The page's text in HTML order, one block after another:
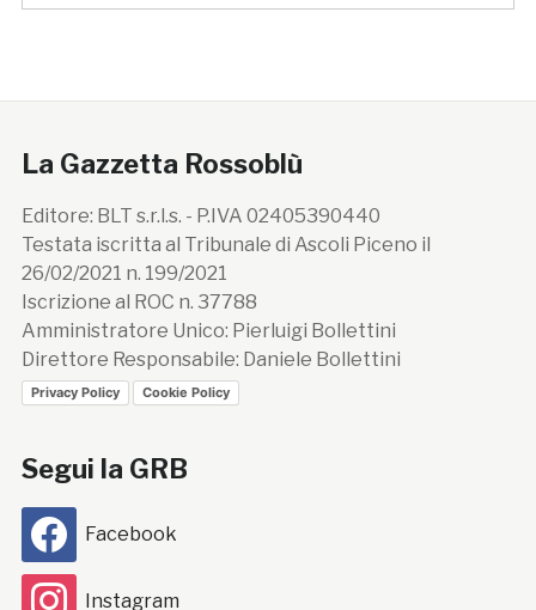
La Gazzetta Rossoblù
Editore: BLT s.r.l.s. - P.IVA 02405390440
Testata iscritta al Tribunale di Ascoli Piceno il
26/02/2021 n. 199/2021
Iscrizione al ROC n. 37788
Amministratore Unico: Pierluigi Bollettini
Direttore Responsabile: Daniele Bollettini
Privacy Policy Cookie Policy
Segui la GRB
Facebook
Instagram